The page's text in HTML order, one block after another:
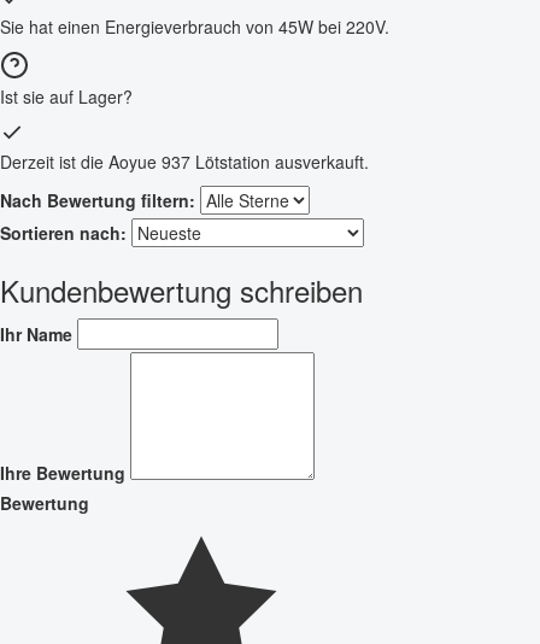
Sie hat einen Energieverbrauch von 45W bei 220V.
Ist sie auf Lager?
Derzeit ist die Aoyue 937 Lötstation ausverkauft.
Nach Bewertung filtern:
Sortieren nach:
Kundenbewertung schreiben
Ihr Name
Ihre Bewertung
Bewertung